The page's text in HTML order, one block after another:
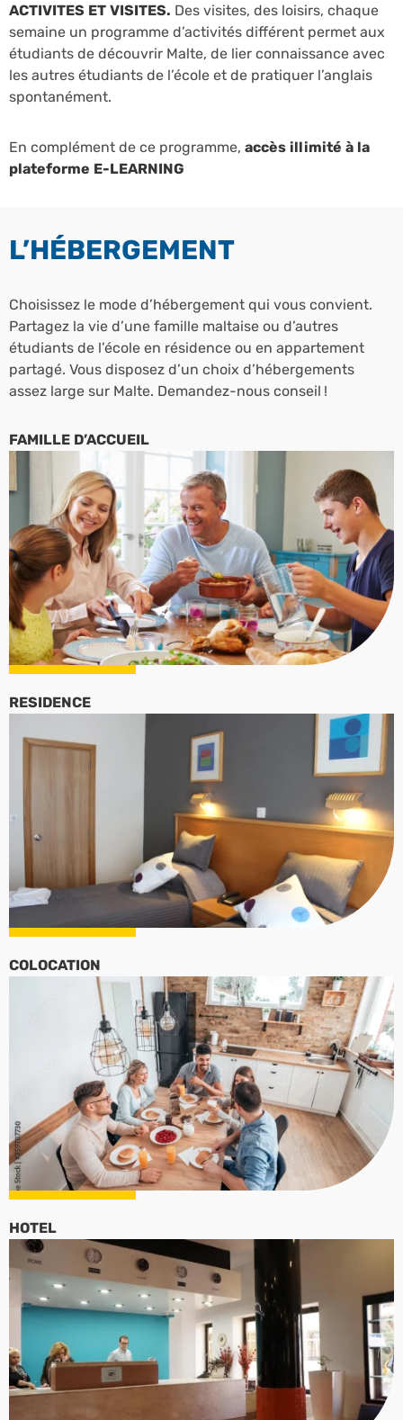
ACTIVITES ET VISITES. Des visites, des loisirs, chaque
semaine un programme d’activités différent permet aux
étudiants de découvrir Malte, de lier connaissance avec
les autres étudiants de l’école et de pratiquer l’anglais
spontanément.
En complément de ce programme, accès illimité à la
plateforme E-LEARNING
L’HÉBERGEMENT
Choisissez le mode d’hébergement qui vous convient.
Partagez la vie d’une famille maltaise ou d’autres
étudiants de l’école en résidence ou en appartement
partagé. Vous disposez d’un choix d’hébergements
assez large sur Malte. Demandez-nous conseil !
FAMILLE D’ACCUEIL
RESIDENCE
COLOCATION
HOTEL